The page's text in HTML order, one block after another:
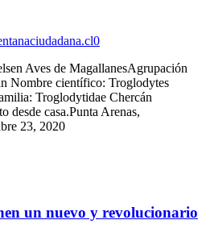
0
Aves de MagallanesAgrupación
Nombre científico: Troglodytes
Troglodytidae Chercán
desde casa.Punta Arenas,
23, 2020
un nuevo y revolucionario